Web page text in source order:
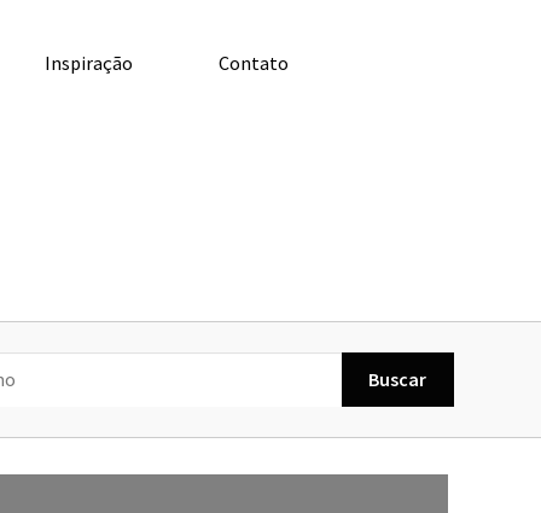
Inspiração Contato
Buscar